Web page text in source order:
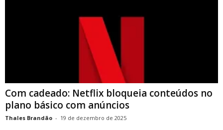
Com cadeado: Netflix bloqueia conteúdos no
plano básico com anúncios
Thales Brandão - 19 de dezembro de 2025